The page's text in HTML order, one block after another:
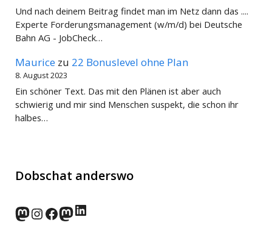
Und nach deinem Beitrag findet man im Netz dann das ....
Experte Forderungsmanagement (w/m/d) bei Deutsche
Bahn AG - JobCheck…
Maurice zu 22 Bonuslevel ohne Plan
8. August 2023
Ein schöner Text. Das mit den Plänen ist aber auch
schwierig und mir sind Menschen suspekt, die schon ihr
halbes…
Dobschat anderswo
norden.social
Instagram
Facebook
wp-punks.social
LinkedIn